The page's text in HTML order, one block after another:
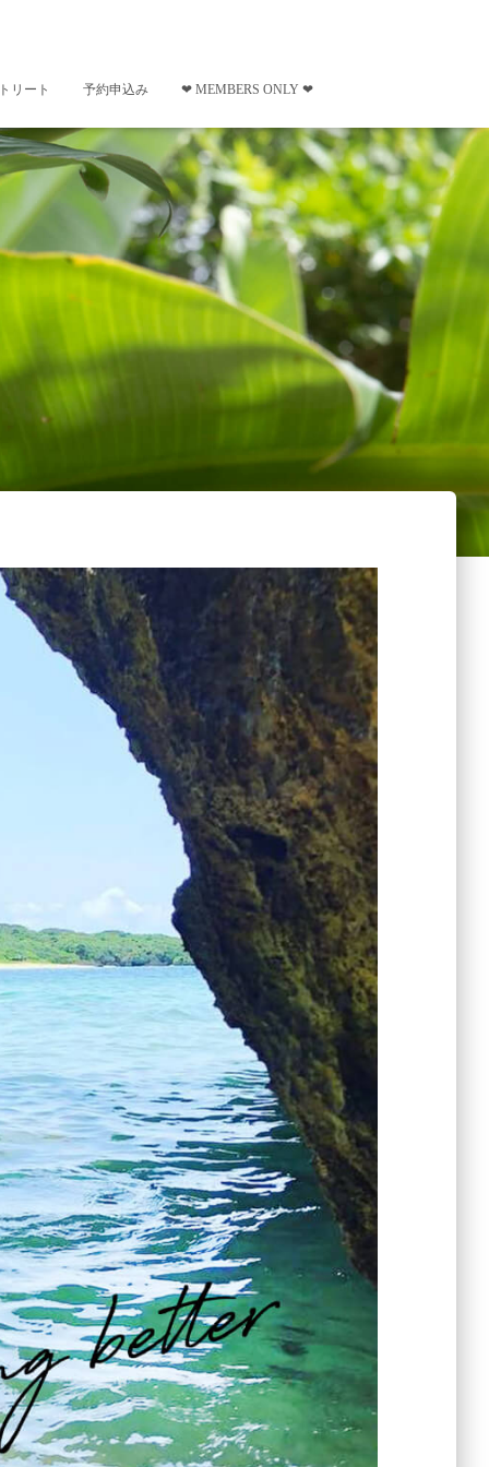
リート 予約申込み ❤︎ MEMBERS ONLY ❤︎